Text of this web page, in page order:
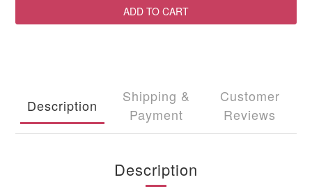
ADD TO CART
Description
Shipping &
Payment
Customer
Reviews
Description